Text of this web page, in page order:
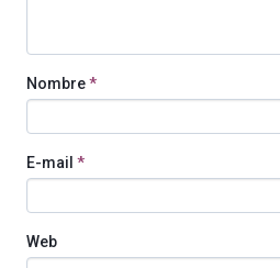
Nombre*
E-mail *
Web